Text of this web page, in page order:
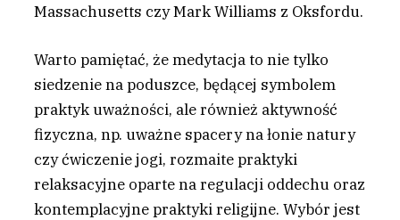
Massachusetts czy Mark Williams z Oksfordu.
Warto pamiętać, że medytacja to nie tylko
siedzenie na poduszce, będącej symbolem
praktyk uważności, ale również aktywność
fizyczna, np. uważne spacery na łonie natury
czy ćwiczenie jogi, rozmaite praktyki
relaksacyjne oparte na regulacji oddechu oraz
kontemplacyjne praktyki religijne. Wybór jest